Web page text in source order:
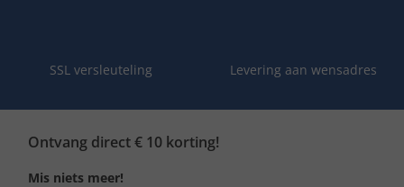
SSL versleuteling Levering aan wensadres
Ontvang direct € 10 korting!
Mis niets meer!